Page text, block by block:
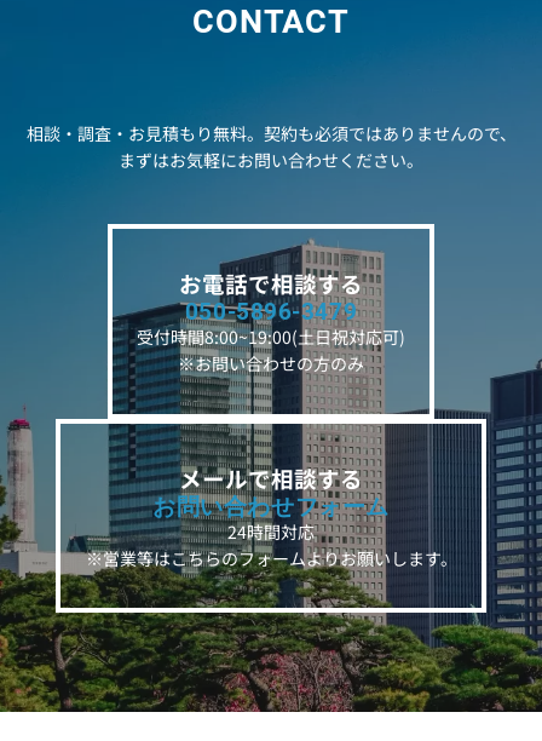
CONTACT
相談・調査・お見積もり無料。契約も必須ではありませんので、
まずはお気軽にお問い合わせください。
お電話で相談する
050-5896-3479
受付時間8:00~19:00(土日祝対応可)
※お問い合わせの方のみ
メールで相談する
お問い合わせフォーム
24時間対応
※営業等はこちらのフォームよりお願いします。